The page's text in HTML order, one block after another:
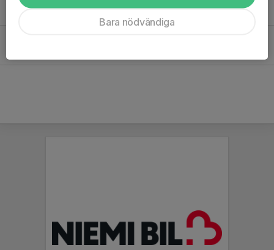
Bara nödvändiga